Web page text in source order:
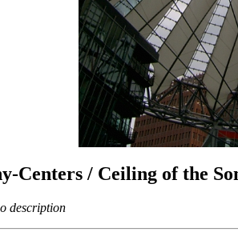
Centers / Ceiling of the
description